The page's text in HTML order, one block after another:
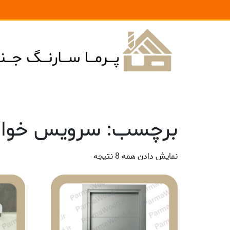
برچسب: سرویس
نمایش دادن همه 8 نتیجه